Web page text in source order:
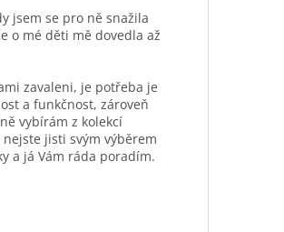
jsem se pro ně snažila
o mé děti mě dovedla až
zavaleni, je potřeba je
a funkčnost, zároveň
vybírám z kolekcí
jisti svým výběrem
a já Vám ráda poradím.